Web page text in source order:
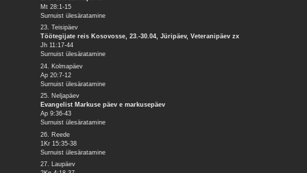
Mt 28:1-15
Surnuist ülesäratamine
23. Teisipäev
Töötegijate reis Kosovosse, 23.-30.04, Jüripäev, Veteranipäev zx
Jh 11:17-44
Surnuist ülesäratamine
24. Kolmapäev
Ap 20:7-12
Surnuist ülesäratamine
25. Neljapäev
Evangelist Markuse päev e markusepäev
Ap 9:36-43
Surnuist ülesäratamine
26. Reede
1Kr 15:35-38
Surnuist ülesäratamine
27. Laupäev